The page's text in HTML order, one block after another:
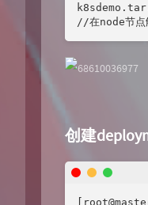
//在node节点
创建